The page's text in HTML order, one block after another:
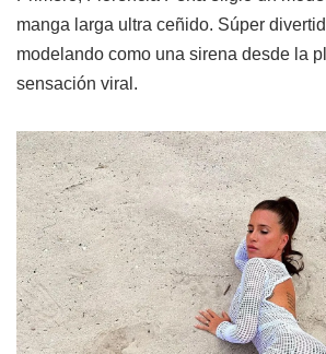
manga larga ultra ceñido. Súper
modelando como una sirena desde la
sensación viral.